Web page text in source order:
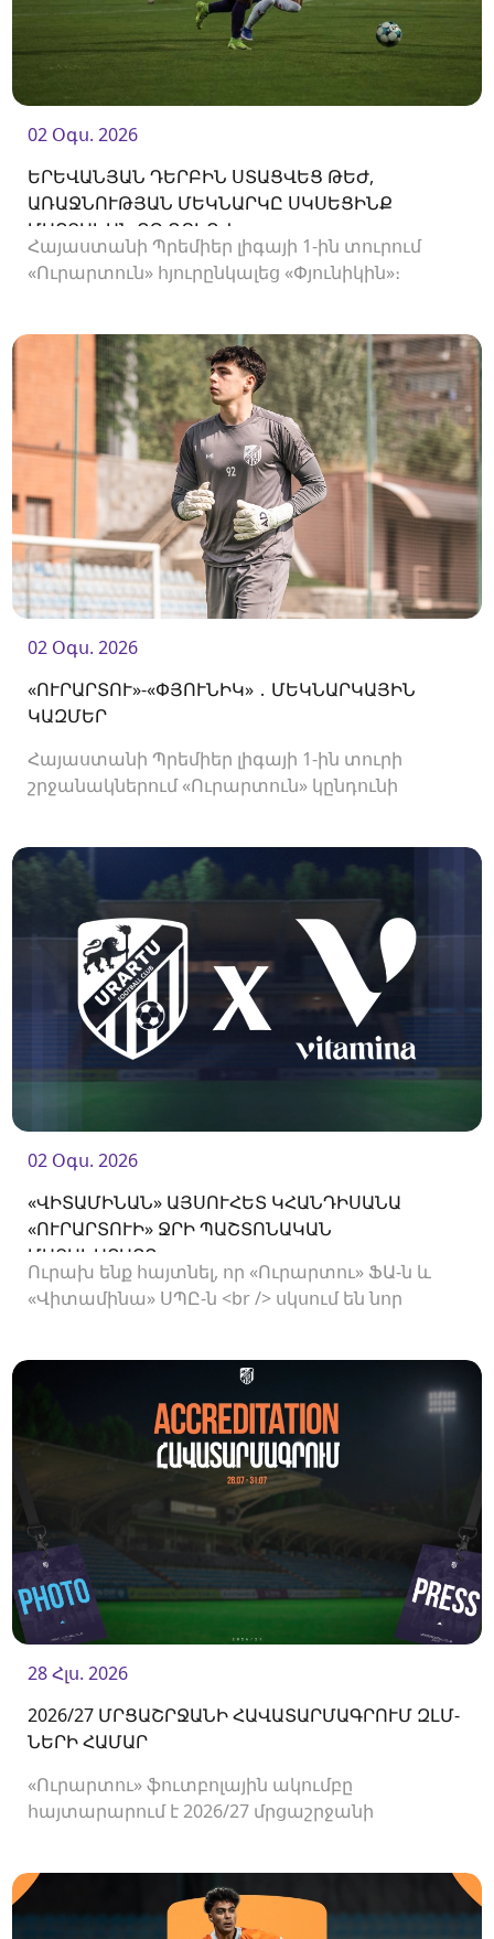
02 Օգս. 2026
ԵՐԵՎԱՆՅԱՆ ԴԵՐԲԻՆ ՍՏԱՑՎԵՑ ԹԵԺ,
ԱՌԱՋՆՈՒԹՅԱՆ ՄԵԿՆԱՐԿԸ ՍԿՍԵՑԻՆՔ
ՄԱՐՏԱԿԱՆ ՈՉ-ՈՔԻՈՎ
Հայաստանի Պրեմիեր լիգայի 1-ին տուրում
«Ուրարտուն» հյուրընկալեց «Փյունիկին»։
02 Օգս. 2026
«ՈՒՐԱՐՏՈՒ»-«ՓՅՈՒՆԻԿ» ․ ՄԵԿՆԱՐԿԱՅԻՆ
ԿԱԶՄԵՐ
Հայաստանի Պրեմիեր լիգայի 1-ին տուրի
շրջանակներում «Ուրարտուն» կընդունի
02 Օգս. 2026
«ՎԻՏԱՄԻՆԱՆ» ԱՅՍՈՒՀԵՏ ԿՀԱՆԴԻՍԱՆԱ
«ՈՒՐԱՐՏՈՒԻ» ՋՐԻ ՊԱՇՏՈՆԱԿԱՆ
ՄԱՏԱԿԱՐԱՐԸ
Ուրախ ենք հայտնել, որ «Ուրարտու» ՖԱ-ն և
«Վիտամինա» ՍՊԸ-ն <br /> սկսում են նոր
28 Հլս. 2026
2026/27 ՄՐՑԱՇՐՋԱՆԻ ՀԱՎԱՏԱՐՄԱԳՐՈՒՄ ԶԼՄ-
ՆԵՐԻ ՀԱՄԱՐ
«Ուրարտու» ֆուտբոլային ակումբը
հայտարարում է 2026/27 մրցաշրջանի
մեկնարկի մասին։